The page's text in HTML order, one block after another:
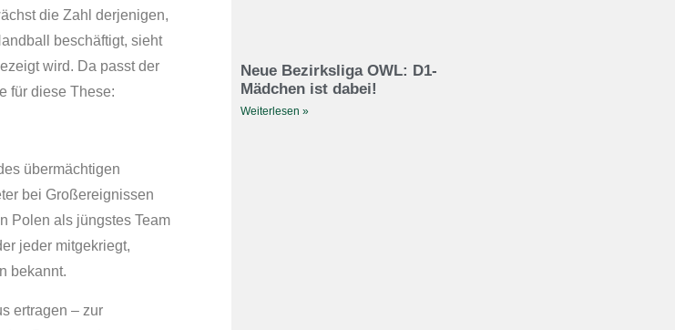
die Zahl derjenigen,
beschäftigt, sieht
wird. Da passt der
für diese These:
übermächtigen
bei Großereignissen
Polen als jüngstes Team
jeder mitgekriegt,
bekannt.
ertragen – zur
Neue Bezirksliga OWL: D1-
Mädchen ist dabei!
Weiterlesen »